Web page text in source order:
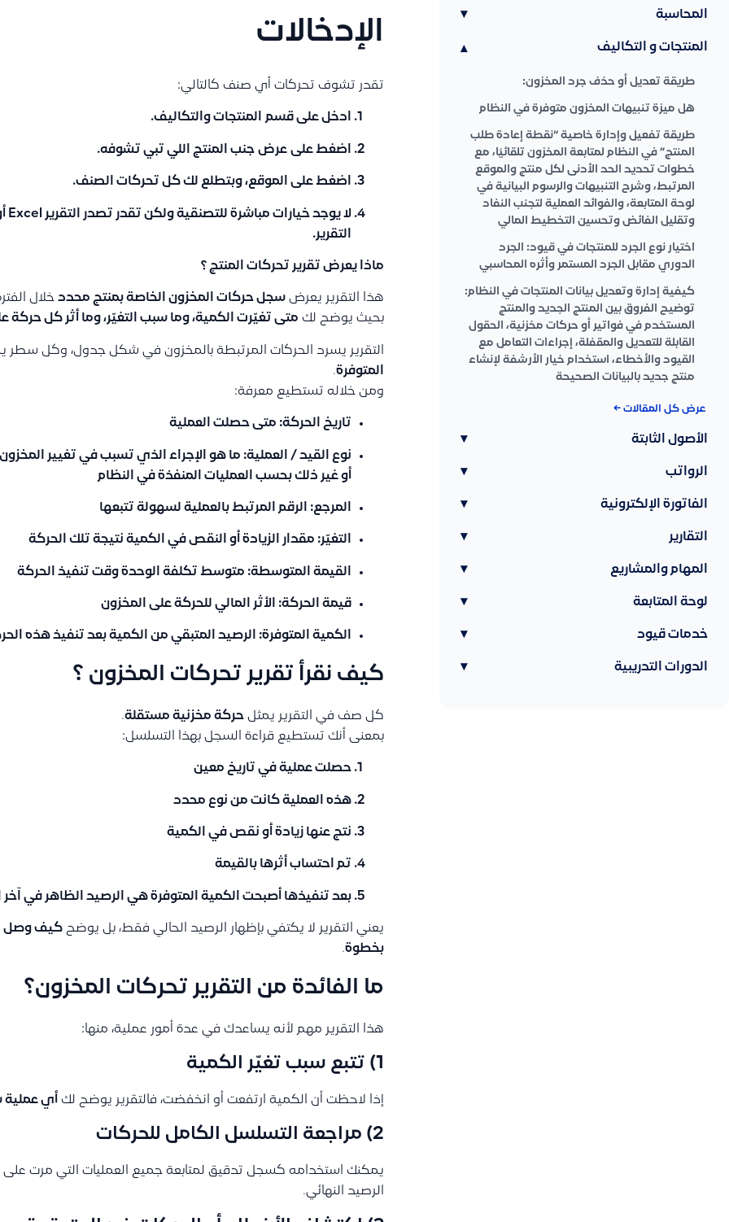
المحاسبة ▾
المنتجات و التكاليف ▾
طريقة تعديل أو حذف جرد المخزون:
هل ميزة تنبيهات المخزون متوفرة في النظام
طريقة تفعيل وإدارة خاصية “نقطة إعادة طلب
المنتج” في النظام لمتابعة المخزون تلقائيًا، مع
خطوات تحديد الحد الأدنى لكل منتج والموقع
المرتبط، وشرح التنبيهات والرسوم البيانية في
لوحة المتابعة، والفوائد العملية لتجنب النفاد
وتقليل الفائض وتحسين التخطيط المالي
اختيار نوع الجرد للمنتجات في قيود: الجرد
الدوري مقابل الجرد المستمر وأثره المحاسبي
كيفية إدارة وتعديل بيانات المنتجات في النظام:
توضيح الفروق بين المنتج الجديد والمنتج
المستخدم في فواتير أو حركات مخزنية، الحقول
القابلة للتعديل والمقفلة، إجراءات التعامل مع
القيود والأخطاء، استخدام خيار الأرشفة لإنشاء
منتج جديد بالبيانات الصحيحة
عرض كل المقالات ←
الأصول الثابتة ▾
الرواتب ▾
الفاتورة الإلكترونية ▾
التقارير ▾
المهام والمشاريع ▾
لوحة المتابعة ▾
خدمات قيود ▾
الدورات التدريبية ▾
الإدخالات
تقدر تشوف تحركات أي صنف كالتالي:
ادخل على قسم المنتجات والتكاليف.
اضغط على عرض جنب المنتج اللي تبي تشوفه.
اضغط على الموقع، وبتطلع لك كل تحركات الصنف.
التقرير.
ماذا يعرض تقرير تحركات المنتج ؟
هذا التقرير يعرض سجل حركات المخزون الخاصة بمنتج محددخلال
بحيث يوضح لك متى تغيّرت الكمية، وما سبب التغيّر، وما أثر كل حركة
التقرير يسرد الحركات المرتبطة بالمخزون في شكل جدول، وكل سطر
المتوفرة.
ومن خلاله تستطيع معرفة:
تاريخ الحركة: متى حصلت العملية
نوع القيد / العملية: ما هو الإجراء الذي تسبب في تغيير
أو غير ذلك بحسب العمليات المنفذة في النظام
المرجع: الرقم المرتبط بالعملية لسهولة تتبعها
التغيّر: مقدار الزيادة أو النقص في الكمية نتيجة تلك الحركة
القيمة المتوسطة: متوسط تكلفة الوحدة وقت تنفيذ الحركة
قيمة الحركة: الأثر المالي للحركة على المخزون
الكمية المتوفرة: الرصيد المتبقي من الكمية بعد تنفيذ هذه
كيف نقرأ تقرير تحركات المخزون ؟
كل صف في التقرير يمثل حركة مخزنية مستقلة.
بمعنى أنك تستطيع قراءة السجل بهذا التسلسل:
حصلت عملية في تاريخ معين
هذه العملية كانت من نوع محدد
نتج عنها زيادة أو نقص في الكمية
تم احتساب أثرها بالقيمة
بعد تنفيذها أصبحت الكمية المتوفرة هي الرصيد الظاهر في آخر
يعني التقرير لا يكتفي بإظهار الرصيد الحالي فقط، بل يوضح كيف وصل
بخطوة.
ما الفائدة من التقرير تحركات المخزون؟
هذا التقرير مهم لأنه يساعدك في عدة أمور عملية، منها:
1) تتبع سبب تغيّر الكمية
إذا لاحظت أن الكمية ارتفعت أو انخفضت، فالتقرير يوضح لك أي عملية
2) مراجعة التسلسل الكامل للحركات
يمكنك استخدامه كسجل تدقيق لمتابعة جميع العمليات التي مرت على
الرصيد النهائي.